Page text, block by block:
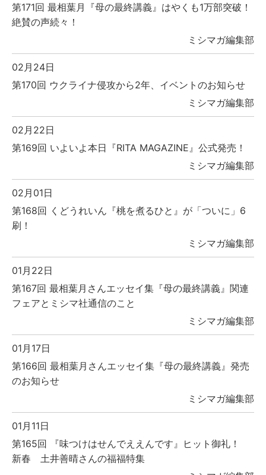
第171回 最相葉月『母の最終講義』はやくも1万部突破！
絶賛の声続々！
ミシマガ編集部
02月24日
第170回 ウクライナ侵攻から2年、イベントのお知らせ
ミシマガ編集部
02月22日
第169回 いよいよ本日『RITA MAGAZINE』公式発売！
ミシマガ編集部
02月01日
第168回 くどうれいん『桃を煮るひと』が「ついに」6
刷！
ミシマガ編集部
01月22日
第167回 最相葉月さんエッセイ集『母の最終講義』関連
フェアとミシマ社通信のこと
ミシマガ編集部
01月17日
第166回 最相葉月さんエッセイ集『母の最終講義』発売
のお知らせ
ミシマガ編集部
01月11日
第165回 『味つけはせんでええんです』ヒット御礼！
新春 土井善晴さんの福福特集